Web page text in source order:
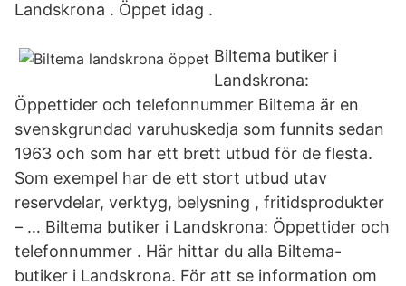
Landskrona . Öppet idag .
Biltema butiker i
Landskrona:
Öppettider och telefonnummer Biltema är en
svenskgrundad varuhuskedja som funnits sedan
1963 och som har ett brett utbud för de flesta.
Som exempel har de ett stort utbud utav
reservdelar, verktyg, belysning , fritidsprodukter
– … Biltema butiker i Landskrona: Öppettider och
telefonnummer . Här hittar du alla Biltema-
butiker i Landskrona. För att se information om